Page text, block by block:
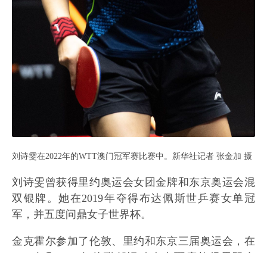
刘诗雯在2022年的WTT澳门冠军赛比赛中。新华社记者 张金加 摄
刘诗雯曾获得里约奥运会女团金牌和东京奥运会混
双银牌。她在2019年夺得布达佩斯世乒赛女单冠
军，并五度问鼎女子世界杯。
金克霍尔参加了伦敦、里约和东京三届奥运会，在